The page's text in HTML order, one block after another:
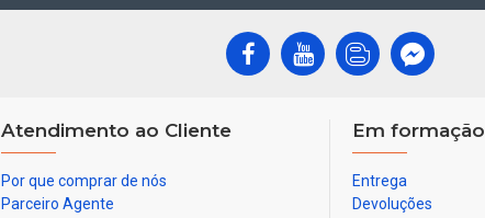
Atendimento ao Cliente
Por que comprar de nós
Parceiro Agente
Em formação
Entrega
Devoluções